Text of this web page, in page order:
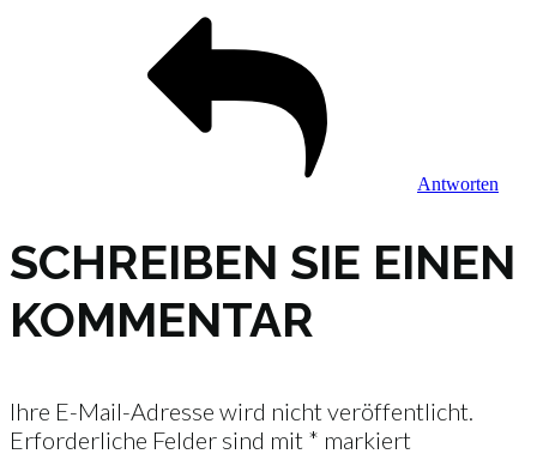
Antworten
SCHREIBEN SIE EINEN
KOMMENTAR
Ihre E-Mail-Adresse wird nicht veröffentlicht.
Erforderliche Felder sind mit * markiert